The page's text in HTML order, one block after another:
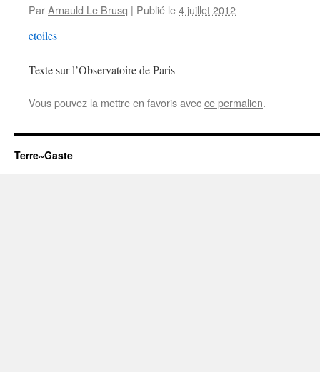
ParArnauld Le Brusq | Publié le4 juillet 2012
etoiles
Texte sur l’Observatoire de Paris
Vous pouvez la mettre en favoris avecce permalien.
Terre~Gaste